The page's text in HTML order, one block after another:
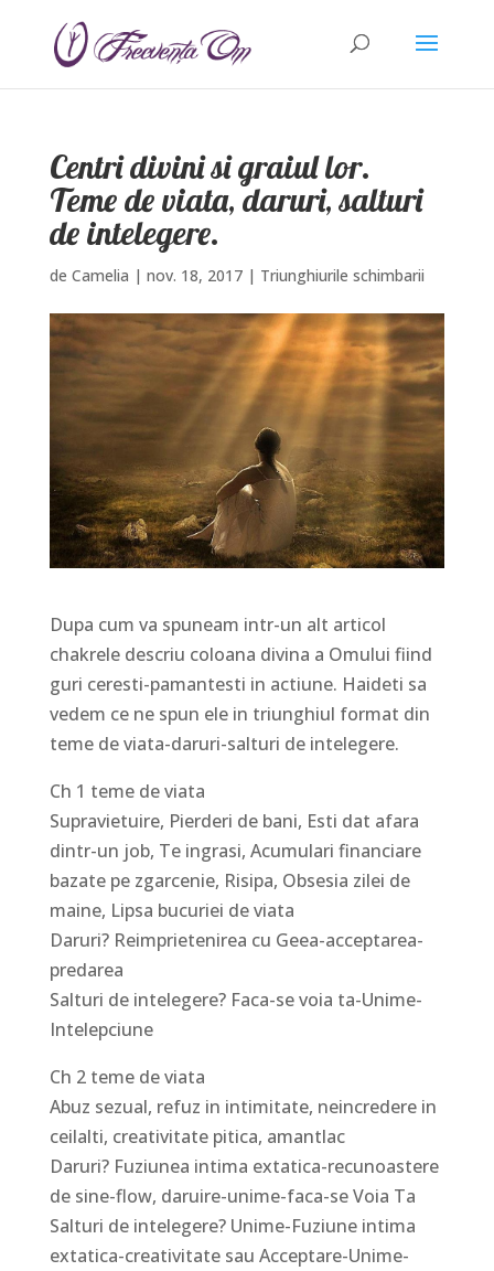
Centri divini si graiul lor.
Teme de viata, daruri, salturi
de intelegere.
de Camelia | nov. 18, 2017| Triunghiurile schimbarii
Dupa cum va spuneam intr-un alt articol
chakrele descriu coloana divina a Omului fiind
guri ceresti-pamantesti in actiune. Haideti sa
vedem ce ne spun ele in triunghiul format din
teme de viata-daruri-salturi de intelegere.
Ch 1 teme de viata
Supravietuire, Pierderi de bani, Esti dat afara
dintr-un job, Te ingrasi, Acumulari financiare
bazate pe zgarcenie, Risipa, Obsesia zilei de
maine, Lipsa bucuriei de viata
Daruri? Reimprietenirea cu Geea-acceptarea-
predarea
Salturi de intelegere? Faca-se voia ta-Unime-
Intelepciune
Ch 2 teme de viata
Abuz sezual, refuz in intimitate, neincredere in
ceilalti, creativitate pitica, amantlac
Daruri? Fuziunea intima extatica-recunoastere
de sine-flow, daruire-unime-faca-se Voia Ta
Salturi de intelegere? Unime-Fuziune intima
extatica-creativitate sau Acceptare-Unime-